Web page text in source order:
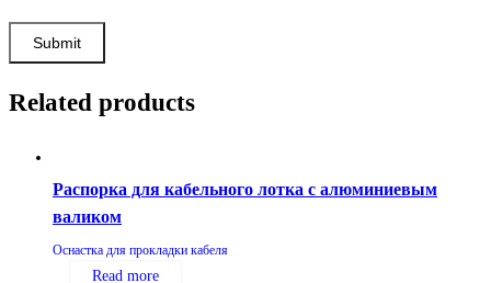
Related products
Распорка для кабельного лотка с алюминиевым
валиком
Оснастка для прокладки кабеля
Read more